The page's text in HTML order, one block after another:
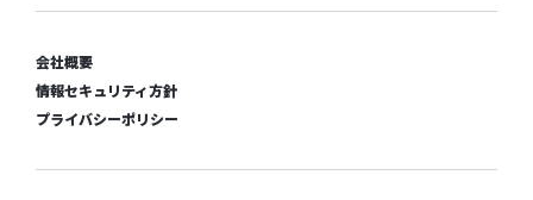
会社概要
情報セキュリティ方針
プライバシーポリシー